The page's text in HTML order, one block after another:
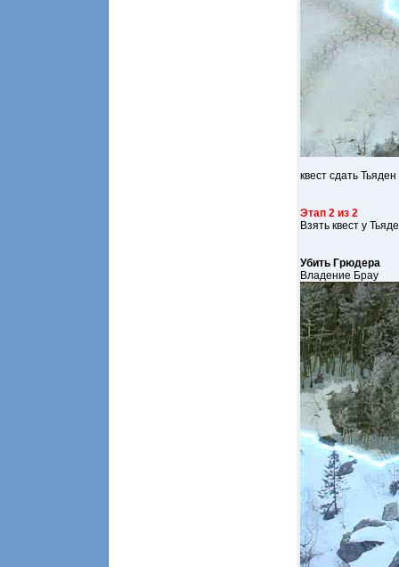
квест сдать Тьяден
Этап 2 из 2
Взять квест у
Убить Грюдера
Владение Брау